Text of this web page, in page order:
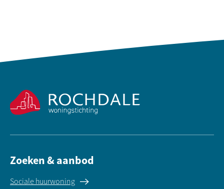
Zoeken & aanbod
Sociale huurwoning